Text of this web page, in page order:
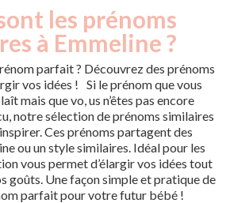
les prénoms
à Emmeline ?
parfait ? Découvrez des prénoms
vos idées ! Si le prénom que vous
mais que vo, us n’êtes pas encore
notre sélection de prénoms similaires
Ces prénoms partagent des
ou un style similaires. Idéal pour les
vous permet d’élargir vos idées tout
goûts. Une façon simple et pratique de
parfait pour votre futur bébé !